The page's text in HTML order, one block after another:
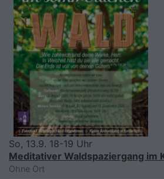
So, 13.9. 18-19 Uhr
Meditativer Waldspaziergang im
Ohne Ort